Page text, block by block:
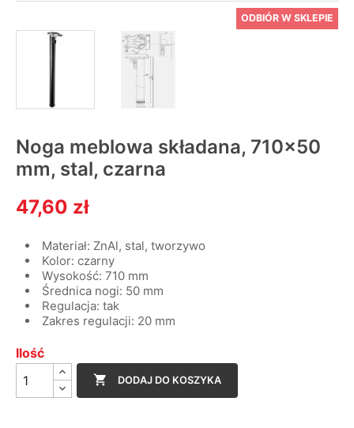
ODBIÓR W SKLEPIE
Noga meblowa składana, 710x50
mm, stal, czarna
47,60 zł
Materiał: ZnAl, stal, tworzywo
Kolor: czarny
Wysokość: 710 mm
Średnica nogi: 50 mm
Regulacja: tak
Zakres regulacji: 20 mm
Ilość
 DODAJ DO KOSZYKA